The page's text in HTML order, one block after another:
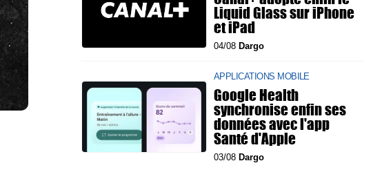
Liquid Glass sur iPhone
et iPad
04/08 Dargo
APPLICATIONS MOBILE
Google Health
synchronise enfin ses
données avec l'app
Santé d'Apple
03/08 Dargo